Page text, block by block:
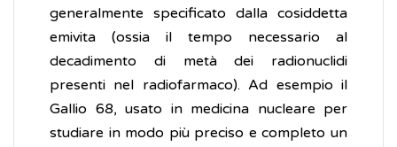
generalmente specificato dalla cosiddetta
emivita (ossia il tempo necessario al
decadimento di metà dei radionuclidi
presenti nel radiofarmaco). Ad esempio il
Gallio 68, usato in medicina nucleare per
studiare in modo più preciso e completo un